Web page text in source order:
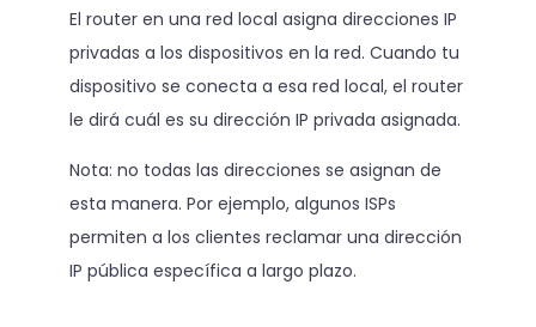
El router en una red local asigna direcciones IP
privadas a los dispositivos en la red. Cuando tu
dispositivo se conecta a esa red local, el router
le dirá cuál es su dirección IP privada asignada.
Nota: no todas las direcciones se asignan de
esta manera. Por ejemplo, algunos ISPs
permiten a los clientes reclamar una dirección
IP pública específica a largo plazo.